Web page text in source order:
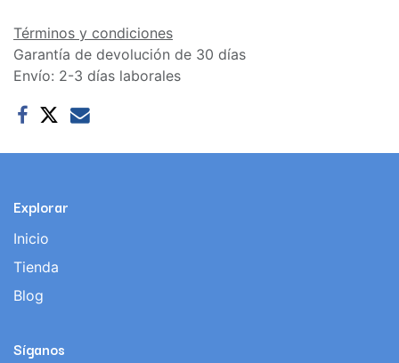
Términos y condiciones
Garantía de devolución de 30 días
Envío: 2-3 días laborales
Explorar
Inicio
Tienda
Blog
Síganos